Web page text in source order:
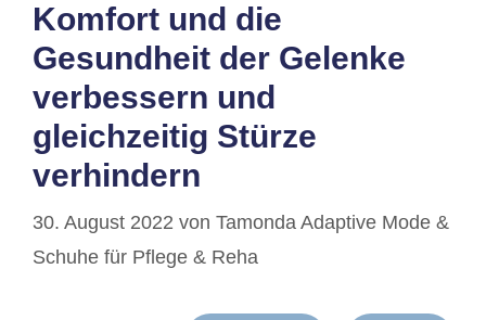
Komfort und die
Gesundheit der Gelenke
verbessern und
gleichzeitig Stürze
verhindern
30. August 2022 von Tamonda Adaptive Mode &
Schuhe für Pflege & Reha